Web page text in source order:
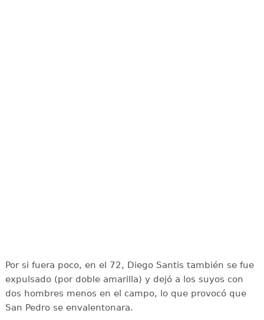
Por si fuera poco, en el 72, Diego Santis también se fue
expulsado (por doble amarilla) y dejó a los suyos con
dos hombres menos en el campo, lo que provocó que
San Pedro se envalentonara.